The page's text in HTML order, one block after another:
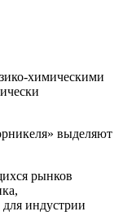
химическими
выделяют
рынков
индустрии